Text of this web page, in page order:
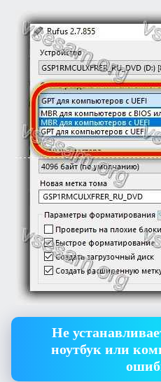
Не
ноутбук или